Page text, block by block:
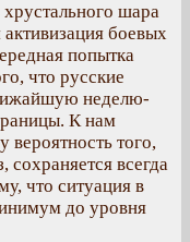
шара
активизация боевых
попытка
что русские
неделю-
К нам
вероятность того,
всегда
что ситуация в
до уровня